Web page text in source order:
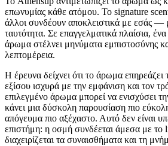
επωνυμίας κάθε ατόμου. Το signature scent
άλλοι συνδέουν αποκλειστικά με εσάς —
ταυτότητα. Σε επαγγελματικά πλαίσια,
άρωμα στέλνει μηνύματα εμπιστοσύνης
λεπτομέρεια.
Η έρευνα δείχνει ότι το άρωμα επηρεάζει
εξίσου ισχυρά με την εμφάνιση και τον
επιλεγμένο άρωμα μπορεί να ενισχύσει
κάνει μια δύσκολη παρουσίαση πιο
απόγευμα πιο αξέχαστο. Αυτό δεν είναι
επιστήμη: η οσμή συνδέεται άμεσα με
διαχειρίζεται τα συναισθήματα και τη